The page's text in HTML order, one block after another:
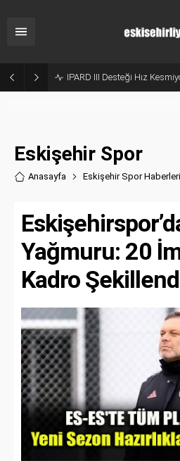
Eskişehir Spor
Anasayfa Eskişehir Spor Haberleri
Yağmuru: 20
Kadro